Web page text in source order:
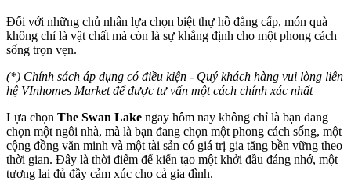
Đối với những chủ nhân lựa chọn biệt thự hồ đẳng cấp, món quà
không chỉ là vật chất mà còn là sự khẳng định cho một phong cách
sống trọn vẹn.
(*) Chính sách áp dụng có điều kiện - Quý khách hàng vui lòng liên
hệ VInhomes Market để được tư vấn một cách chính xác nhất
Lựa chọn The Swan Lake ngay hôm nay không chỉ là bạn đang
chọn một ngôi nhà, mà là bạn đang chọn một phong cách sống, một
cộng đồng văn minh và một tài sản có giá trị gia tăng bền vững theo
thời gian. Đây là thời điểm để kiến tạo một khởi đầu đáng nhớ, một
tương lai đủ đầy cảm xúc cho cả gia đình.